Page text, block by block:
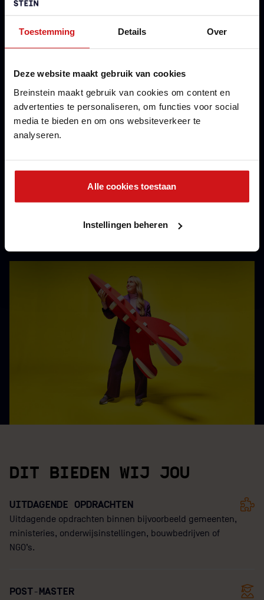
Toestemming Details Over
Deze website maakt gebruik van cookies
Breinstein maakt gebruik van cookies om content en
advertenties te personaliseren, om functies voor social
media te bieden en om ons websiteverkeer te
analyseren.
Alle cookies toestaan
Instellingen beheren
of gemaild worden n.a.v. mijn aanvraag.
DIT BIEDEN WIJ JOU
UITDAGENDE OPDRACHTEN
Uitdagende opdrachten binnen bijvoorbeeld gemeenten,
ministeries, onderwijsinstellingen, bouwbedrijven of
NGO’s.
POST-MASTER